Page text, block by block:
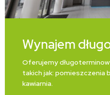
Wynajem
Oferujemy
takich jak: pomieszczenia
kawiarnia.